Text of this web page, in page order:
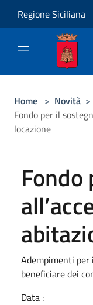
Regione Siciliana
Home > Novità >
Fondo per il
locazione
Adempimenti
beneficiare dei
Data :